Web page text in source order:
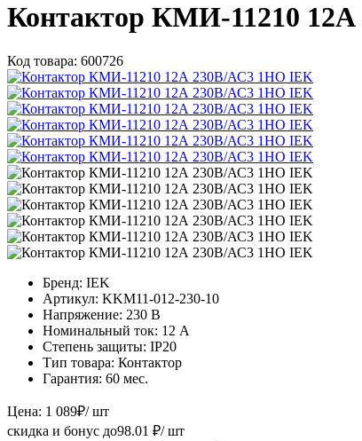
Контактор КМИ-11210
Код товара: 600726
Бренд: IEK
Артикул: KKM11-012-230-10
Напряжение: 230 В
Номинальный ток: 12 А
Степень защиты: IP20
Тип товара: Контактор
Гарантия: 60 мес.
Цена: 1 089₽/ шт
скидка и бонус до98.01 ₽/ шт